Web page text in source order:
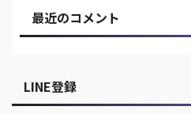
最近のコメント
LINE登録